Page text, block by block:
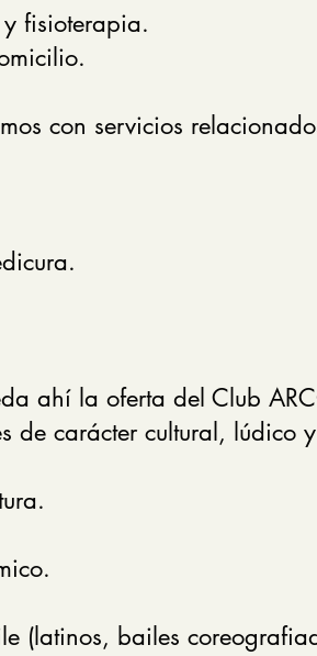
fisioterapia.
con servicios
ahí la oferta del Club
de carácter cultural, lúdico
(latinos, bailes